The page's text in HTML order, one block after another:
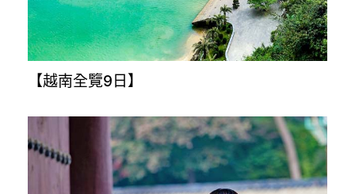
【越南全覽9日】